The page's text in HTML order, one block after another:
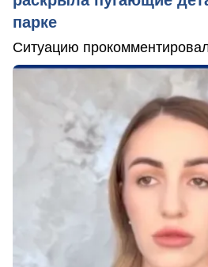
парке
Ситуацию